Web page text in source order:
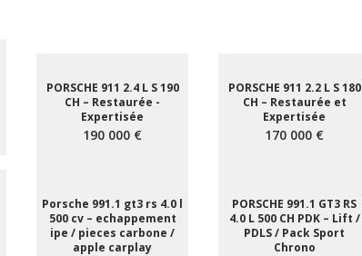
PORSCHE 911 2.4 L S 190
CH – Restaurée -
Expertisée
190 000 €
PORSCHE 911 2.2 L S 180
CH – Restaurée et
Expertisée
170 000 €
Porsche 991.1 gt3 rs 4.0 l
500 cv – echappement
ipe / pieces carbone /
apple carplay
PORSCHE 991.1 GT3 RS
4.0 L 500 CH PDK – Lift /
PDLS / Pack Sport
Chrono